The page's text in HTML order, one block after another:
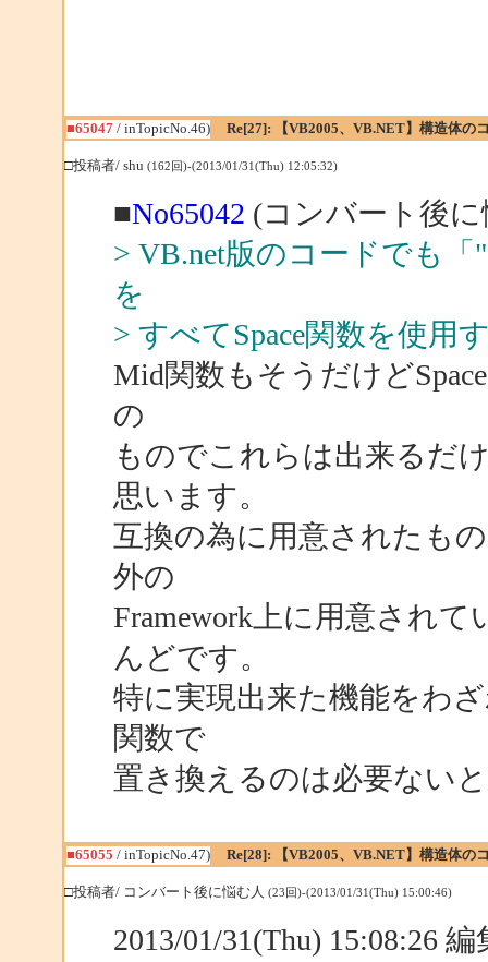
■65047/ inTopicNo.46) Re[27]: 【VB2005、VB.NET】構造体の
□投稿者/ shu (162回)-(2013/01/31(Thu) 12:05:32)
■No65042 (コンバート後
> VB.net版のコードでも
を
> すべてSpace関数を使用
Mid関数もそうだけど
の
ものでこれらは出来るだ
思います。
互換の為に用意されたも
外の
Framework上に用意され
んどです。
特に実現出来た機能をわ
関数で
置き換えるのは必要ない
■65055 / inTopicNo.47) Re[28]: 【VB2005、VB.NET】構造体の
□投稿者/ コンバート後に悩む人 (23回)-(2013/01/31(Thu) 15:00:46)
2013/01/31(Thu) 15:08:26